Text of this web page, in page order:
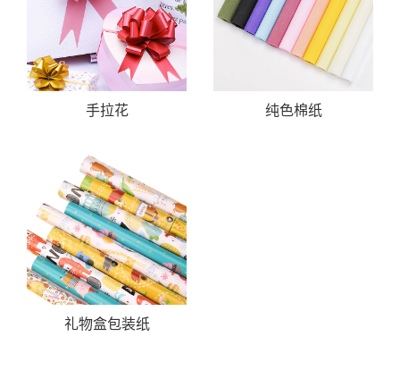
手拉花 纯色棉纸
礼物盒包装纸